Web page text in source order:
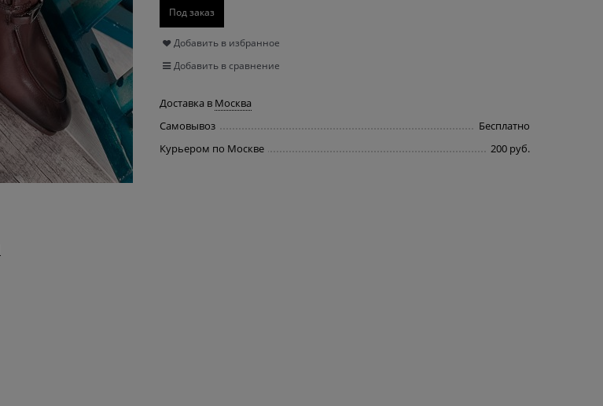
Под заказ
Добавить в избранное
Добавить в сравнение
Доставка в Москва
Самовывоз
Бесплатно
Курьером по Москве
200 руб.